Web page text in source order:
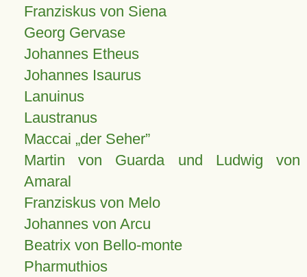
Franziskus von Siena
Georg Gervase
Johannes Etheus
Johannes Isaurus
Lanuinus
Laustranus
Maccai „der Seher”
Martin von Guarda und Ludwig von
Amaral
Franziskus von Melo
Johannes von Arcu
Beatrix von Bello-monte
Pharmuthios